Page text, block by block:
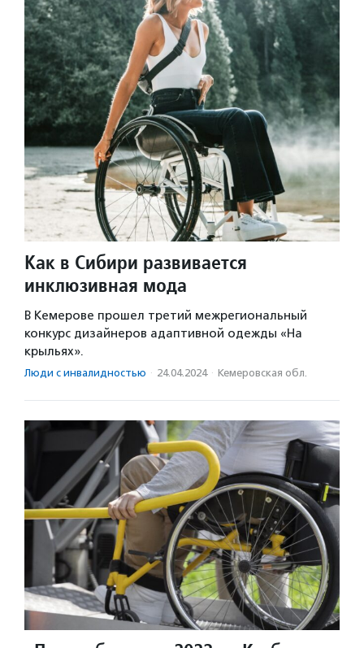
Как в Сибири развивается
инклюзивная мода
В Кемерове прошел третий межрегиональный
конкурс дизайнеров адаптивной одежды «На
крыльях».
Люди с инвалидностью · 24.04.2024 · Кемеровская обл.